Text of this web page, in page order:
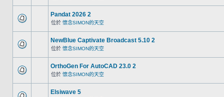
Pandat 2026 2
位於 懷念SIMON的天空
NewBlue Captivate Broadcast 5.10 2
位於 懷念SIMON的天空
OrthoGen For AutoCAD 23.0 2
位於 懷念SIMON的天空
Elsiwave 5